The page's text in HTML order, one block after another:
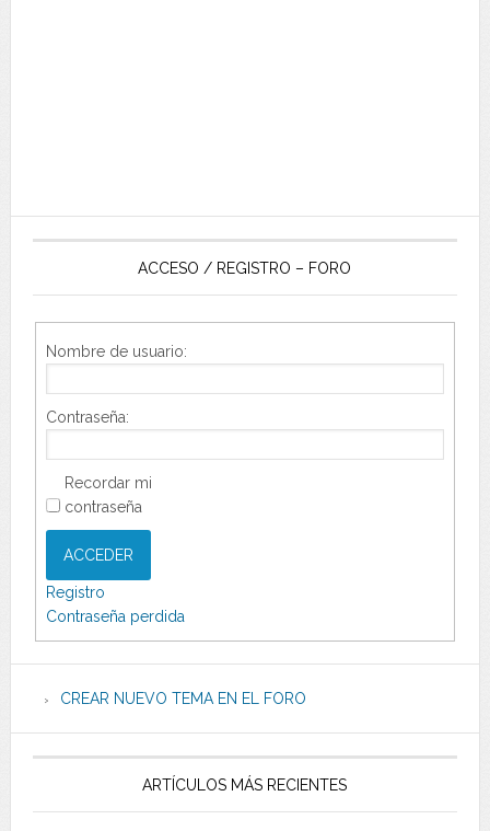
ACCESO / REGISTRO – FORO
Nombre de usuario:
Contraseña:
Recordar mi
contraseña
ACCEDER
Registro
Contraseña perdida
CREAR NUEVO TEMA EN EL FORO
ARTÍCULOS MÁS RECIENTES